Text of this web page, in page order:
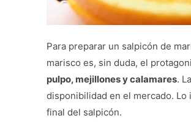
Para preparar un salpicón de
marisco es, sin duda, el
pulpo, mejillones y calamares.
disponibilidad en el mercado.
final del salpicón.